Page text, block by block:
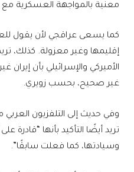
معنية بالمواجهة العسكرية مع
كما يسعى عراقجي لأن يقول
إقليمها وغير معزولة. كذلك،
الأميركي والإسرائيلي بأن
غير صحيح، بحسب زويري.
وفي حديث إلى التلفزيون العربي
تريد أيضًا التأكيد بأنها “قادرة
وسيادتها، كما فعلت سابقًا”.